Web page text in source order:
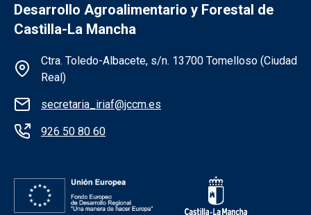
Desarrollo Agroalimentario y Forestal de
Castilla-La Mancha
Información de la institución
Ctra. Toledo-Albacete, s/n. 13700 Tomelloso (Ciudad
Real)
secretaria_iriaf@jccm.es
926 50 80 60